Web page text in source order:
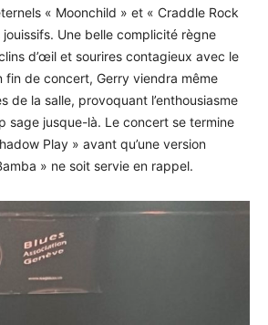
« Moonchild » et « Craddle Rock
Une belle complicité règne
d’œil et sourires contagieux avec le
fin de concert, Gerry viendra même
de la salle, provoquant l’enthousiasme
sage jusque-là. Le concert se termine
Play » avant qu’une version
» ne soit servie en rappel.